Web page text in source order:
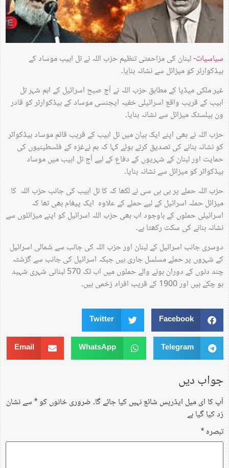
سیاسیات-لبنان کی مزاحمتی تنظیم حزب اللہ نے تل ابیب موساد کے
ہیڈکوارٹر کو میزائل سے نشانہ بنایا۔
غیر ملکی میڈیا کے مطابق حزب اللہ نے آج صبح اسرائیل کے اہم شہر تل
ابیب کے قریب واقع اسرائیلی خفیہ ایجنسی موساد کے ہیڈکوارٹر کو قادر
ون بیلسٹک میزائل سے نشانہ بنایا۔
حزب اللہ نے بھی اپنے ایک بیان میں تل ابیب کے قریب قائم موساد ہیڈکواٹر
کو نشانہ بنانے کی تصدیق کرتے ہوئے کہا کہ ہم نےغزہ کے فلسطینیوں کی
حمایت اور لبنان کے شہریوں کے دفاع کے لیے آج تل ابیب میں موساد
ہیڈکواٹر کو میزائل سے نشانہ بنایا۔
حزب اللہ حملے پر بی بی سی نے لکھا کہ کا تل ابیب کی جانب حزب اللہ کا
میزائل حملہ اسرائیل کے لیے حملے کے علاوہ ایک پیغام بھی تھا کہ
اسرائیلی حملوں کے باوجود اب بھی حزب اللہ اسرائیل کو اپنے میزائلوں سے
نشانہ بنانے کی سکت رکھتا ہے۔
دوسری جانب اسرائیل کے لبنان اور حزب اللہ کی جانب سے شمالی اسرائیل
کے شہروں پر حملے مسلسل جاری ہیں جبکہ اسرائیل کی جانب سے گزشتہ
چند دنوں کے دوران ہونے والے حملوں میں اب تک 570 لبنانی شہری شہید
ہو چکے ہیں اور 1900 کے قریب افراد زخمی ہیں۔
Facebook
Twitter
Telegram
WhatsApp
Email
جواب دیں
آپ کا ای میل ایڈریس شائع نہیں کیا جائے گا۔ضروری خانوں کو*سے نشان
زد کیا گیا ہے
تبصرہ*